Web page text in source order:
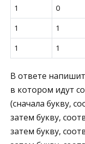
1 0
1 1
1 1
В ответе
в котором идут
(сначала букву,
затем букву,
затем букву,